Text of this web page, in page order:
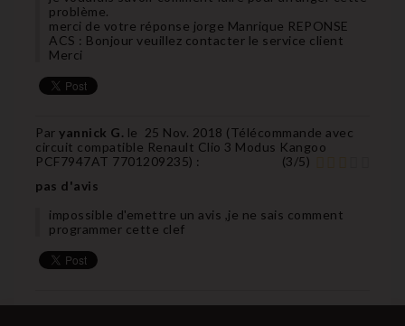
problème.
merci de votre réponse jorge Manrique REPONSE
ACS : Bonjour veuillez contacter le service client
Merci
Par yannick G. le 25 Nov. 2018 (Télécommande avec
circuit compatible Renault Clio 3 Modus Kangoo
PCF7947AT 7701209235) : (3/5)
pas d'avis
impossible d'emettre un avis ,je ne sais comment
programmer cette clef